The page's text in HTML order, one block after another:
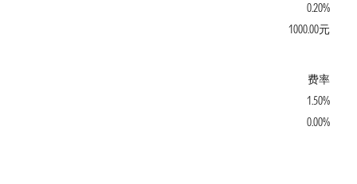
0.20%
1000.00元
费率
1.50%
0.00%